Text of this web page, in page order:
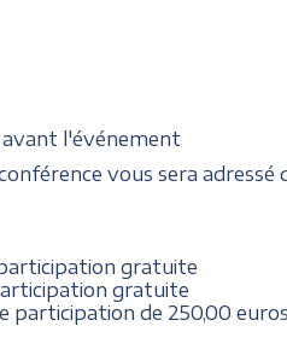
avant l'événement
vous sera
gratuite
gratuite
participation de 250,00